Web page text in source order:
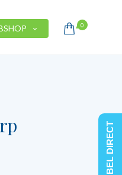
0
BEL DIRECT